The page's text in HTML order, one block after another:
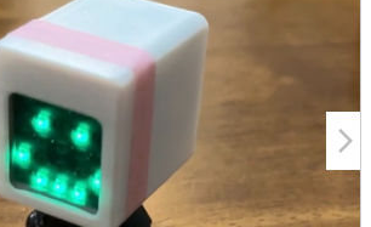
arrow_forward_ios